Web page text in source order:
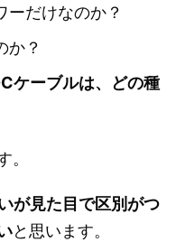
ーだけなのか？
か？
ケーブルは、どの種
。
が見た目で区別がつ
と思います。